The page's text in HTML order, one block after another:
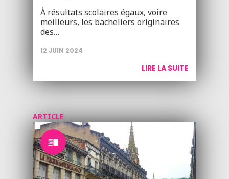
À résultats scolaires égaux, voire
meilleurs, les bacheliers originaires
des…
12 JUIN 2024
LIRE LA SUITE
ARTICLE